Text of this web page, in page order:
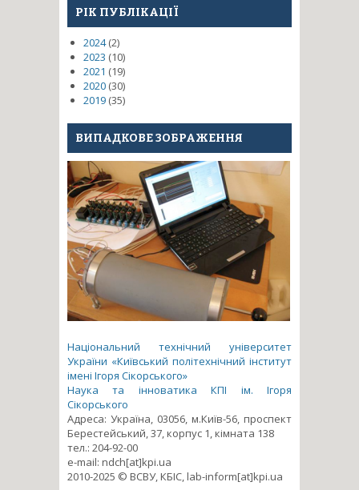
РІК ПУБЛІКАЦІЇ
2024(2)
2023 (10)
2021 (19)
2020 (30)
2019 (35)
ВИПАДКОВЕ ЗОБРАЖЕННЯ
Національний технічний університет
України «Київський політехнічний інститут
імені Ігоря Сікорського»
Наука та інноватика КПІ ім. Ігоря
Сікорського
Адреса: Україна, 03056, м.Київ-56, проспект
Берестейський, 37, корпус 1, кімната 138
тел.: 204-92-00
e-mail: ndch[at]kpi.ua
2010-2025 © ВСВУ, КБІС, lab-inform[at]kpi.ua